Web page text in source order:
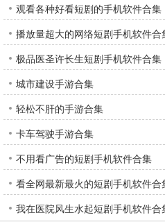
观看各种好看短剧的手机软件合集
播放量超大的网络短剧手机软件合
极品医圣许长生短剧手机软件合集
城市建设手游合集
轻松不肝的手游合集
卡车驾驶手游合集
不用看广告的短剧手机软件合集
看全网最新最火的短剧手机软件合
我在医院风生水起短剧手机软件合